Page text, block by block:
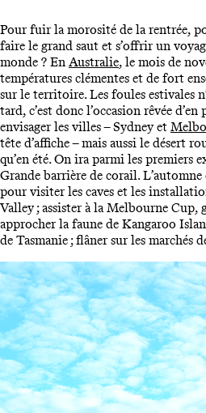
Pour fuir la morosité de la rentrée,
faire le grand saut et s’offrir un
monde ? En Australie, le mois de
températures clémentes et de fort
sur le territoire. Les foules estivales
tard, c’est donc l’occasion rêvée
envisager les villes – Sydney et
tête d’affiche – mais aussi le désert
qu’en été. On ira parmi les premiers
Grande barrière de corail.
pour visiter les caves et les
Valley ; assister à la Melbourne Cup,
approcher la faune de Kangaroo
de Tasmanie ; flâner sur les marchés